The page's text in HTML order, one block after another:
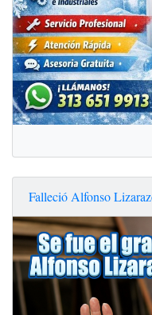
Falleció Alfonso